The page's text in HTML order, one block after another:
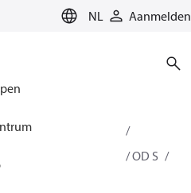
NL Aanmelden
voor heating
OD B / OD H / OD S